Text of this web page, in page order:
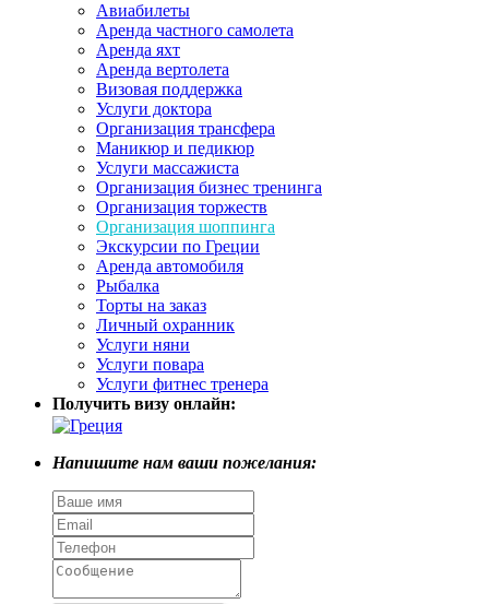
Авиабилеты
Аренда частного самолета
Аренда яхт
Аренда вертолета
Визовая поддержка
Услуги доктора
Организация трансфера
Маникюр и педикюр
Услуги массажиста
Организация бизнес тренинга
Организация торжеств
Организация шоппинга
Экскурсии по Греции
Аренда автомобиля
Рыбалка
Торты на заказ
Личный охранник
Услуги няни
Услуги повара
Услуги фитнес тренера
Получить визу онлайн:
Напишите нам ваши пожелания: